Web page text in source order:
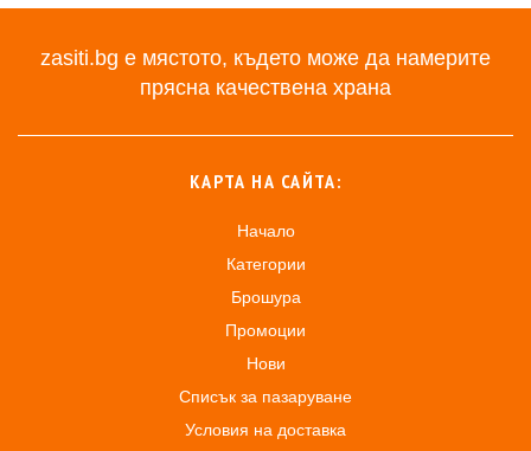
zasiti.bg е мястото, където може да намерите
прясна качествена храна
КАРТА НА САЙТА:
Начало
Категории
Брошура
Промоции
Нови
Списък за пазаруване
Условия на доставка